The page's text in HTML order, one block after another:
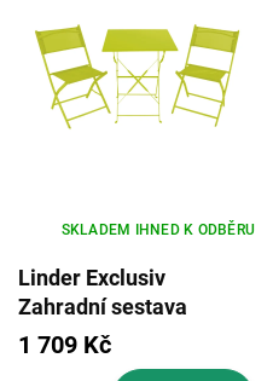
Linder Exclusiv
Zahradní sestava
BISTRO SET Zelená
SKLADEM IHNED K ODBĚRU
1 709 Kč